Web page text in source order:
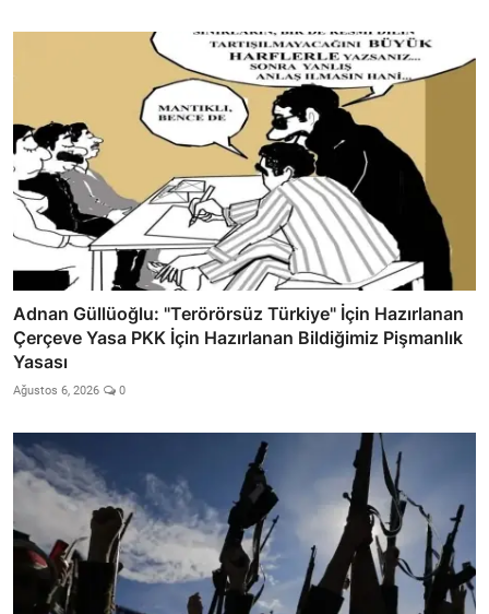
Adnan Güllüoğlu: "Terörörsüz Türkiye" İçin Hazırlanan
Çerçeve Yasa PKK İçin Hazırlanan Bildiğimiz Pişmanlık
Yasası
Ağustos 6, 2026 0